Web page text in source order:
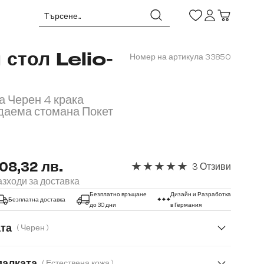
стол Lelio-
Черен 4 крака
стомана Покет
Номер на артикула 33850
лв.
за доставка
3 Отзиви
Безплатна доставка
Безплатно връщане
до 30 дни
Дизайн и Разработка
в Германия
( Черен )